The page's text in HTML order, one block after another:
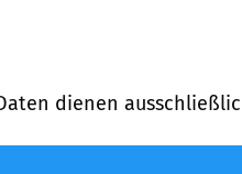
dienen